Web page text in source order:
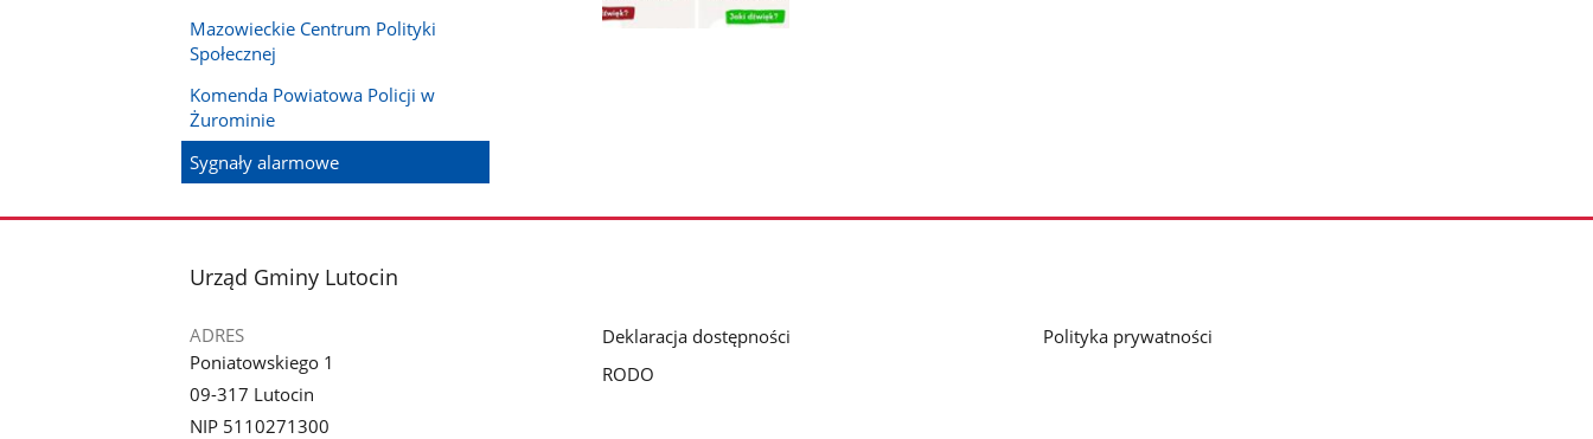
Mazowieckie Centrum Polityki
Społecznej
Komenda Powiatowa Policji w
Żurominie
Sygnały alarmowe
stopka
Urząd Gminy Lutocin
ADRES
Poniatowskiego 1
09-317 Lutocin
NIP 5110271300
Deklaracja dostępności
RODO
Polityka prywatności